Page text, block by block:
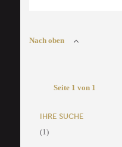
Nach oben
Seite 1 von 1
IHRE SUCHE
(1)